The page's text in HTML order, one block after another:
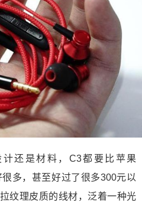
还是材料，C3都要比苹果
多，甚至好过了很多300元以
纹理皮质的线材，泛着一种光